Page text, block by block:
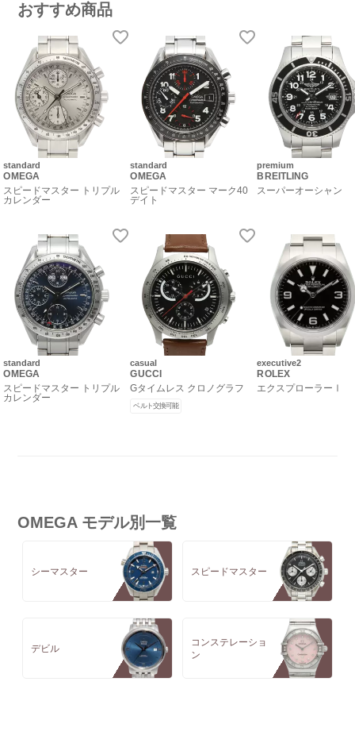
おすすめ商品
standard
OMEGA
スピードマスター トリプル
カレンダー
standard
OMEGA
スピードマスター トリプル
カレンダー
standard
OMEGA
スピードマスター マーク40
デイト
casual
GUCCI
Gタイムレス クロノグラフ
ベルト交換可能
premium
BREITLING
スーパーオーシャン
executive2
ROLEX
エクスプローラーⅠ
OMEGA モデル別一覧
シーマスター スピードマスター
デビル
コンステレーショ
ン